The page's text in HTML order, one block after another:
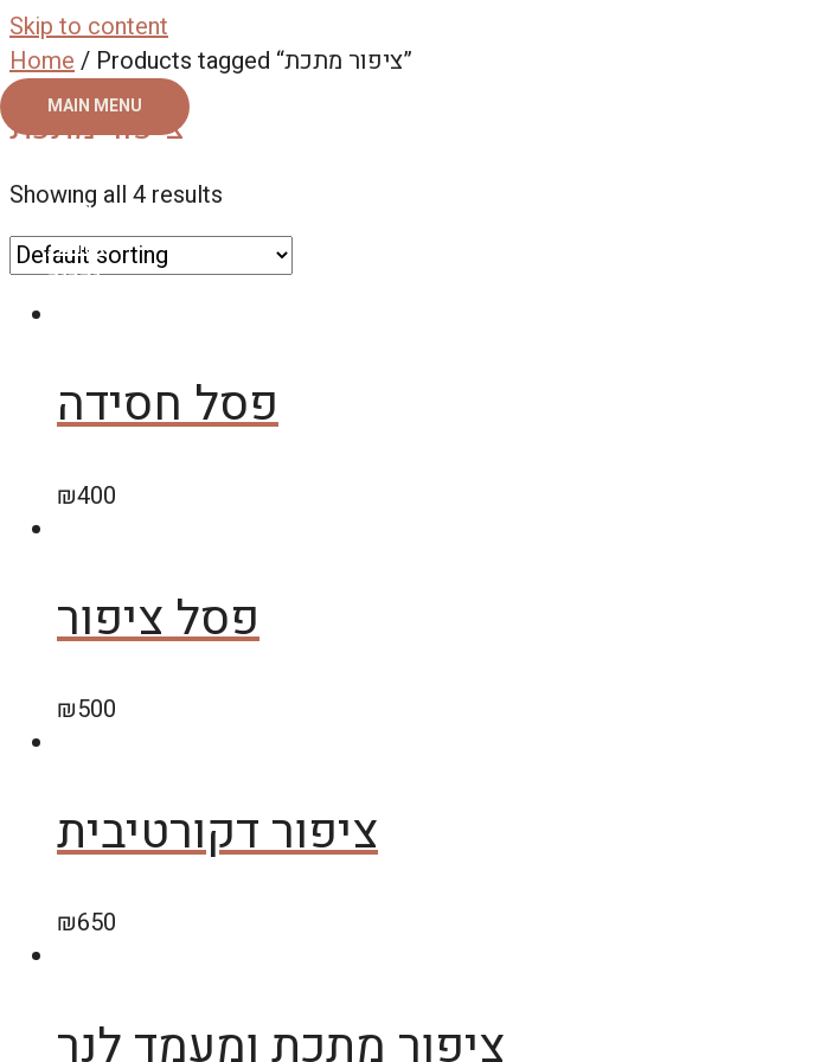
Skip to content
MAIN MENU
צור קשר
אודות
גלריה
Home / Products tagged “ציפור מתכת”
ציפור מתכת
Showing all 4 results
פסל חסידה
₪400
פסל ציפור
₪500
ציפור דקורטיבית
₪650
ציפור מתכת ומעמד לנר